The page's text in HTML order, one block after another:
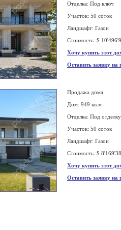
Отделка: Под ключ
Участок: 50 соток
Ландшафт: Газон
Стоимость: $
Хочу купить этот
Оставить заявку на
Продажа дома
Дом: 949 кв.м
Отделка: Под отделку
Участок: 50 соток
Ландшафт: Газон
Стоимость: $
Хочу купить этот
Оставить заявку на